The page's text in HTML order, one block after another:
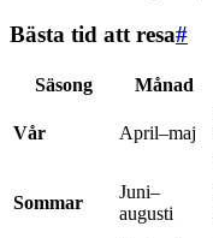
Bästa tid att resa#
Säsong Månad
Vår April–maj
Sommar
Juni–
augusti